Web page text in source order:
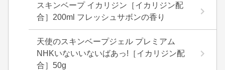
スキンベープ イカリジン［イカリジン配
合］200ml フレッシュサボンの香り
天使のスキンベープジェル プレミアム
NHKいないいないばあっ!［イカリジン配
合］50g